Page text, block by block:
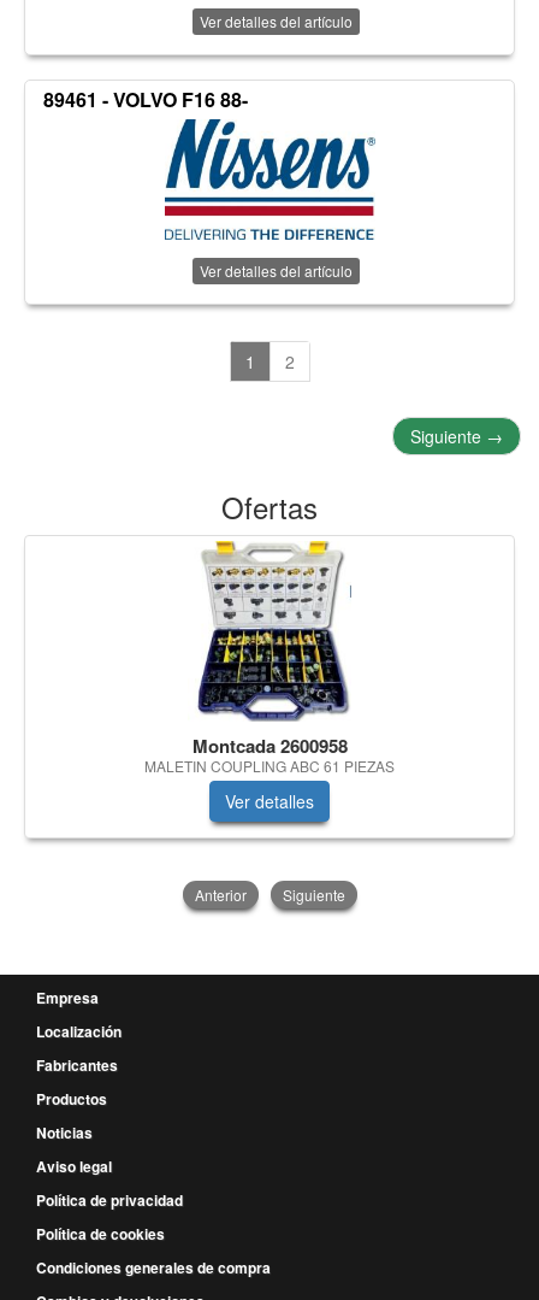
Ver detalles del artículo
89461 - VOLVO F16 88-
Ver detalles del artículo
1 2
Siguiente →
Ofertas
Montcada 2600958
MALETIN COUPLING ABC 61 PIEZAS
Ver detalles
Anterior Siguiente
Empresa
Localización
Fabricantes
Productos
Noticias
Aviso legal
Política de privacidad
Política de cookies
Condiciones generales de compra